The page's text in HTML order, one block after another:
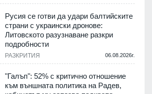
Русия се готви да удари балтийските
страни с украински дронове:
Литовското разузнаване разкри
подробности
РАЗКРИТИЯ 06.08.2026г.
"Галъп": 52% с критично отношение
към външната политика на Радев,